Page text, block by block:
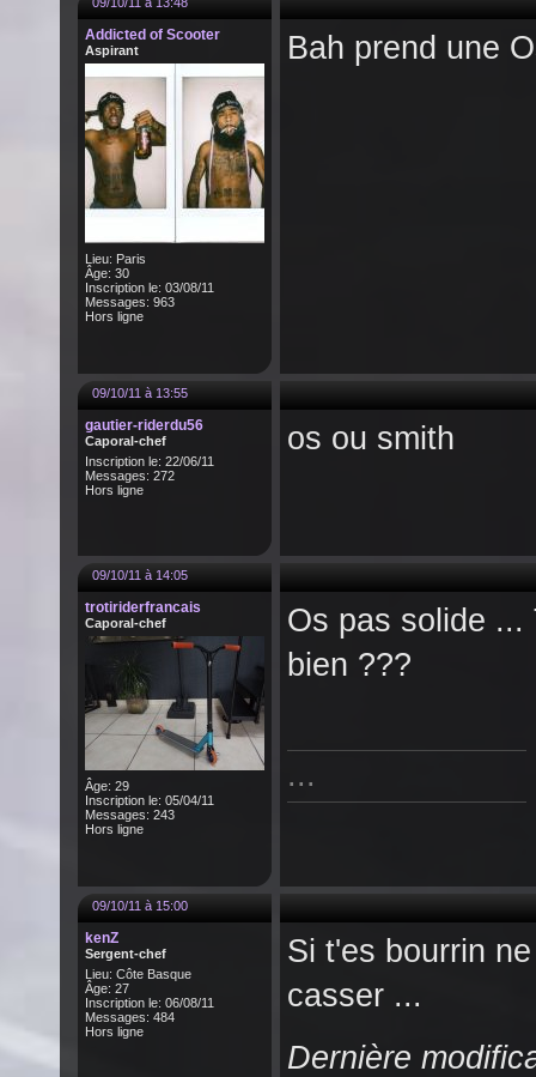
Addicted of Scooter
Aspirant
Lieu: Paris
Âge: 30
Inscription le: 03/08/11
Messages: 963
Hors ligne
Bah prend une
09/10/11 à 13:55
gautier-riderdu56
Caporal-chef
Inscription le: 22/06/11
Messages: 272
Hors ligne
os ou smith
09/10/11 à 14:05
trotiriderfrancais
Caporal-chef
Âge: 29
Inscription le: 05/04/11
Messages: 243
Hors ligne
Os pas solide ...
bien ???
...
09/10/11 à 15:00
kenZ
Sergent-chef
Lieu: Côte Basque
Âge: 27
Inscription le: 06/08/11
Messages: 484
Hors ligne
Si t'es bourrin
casser ...
Dernière